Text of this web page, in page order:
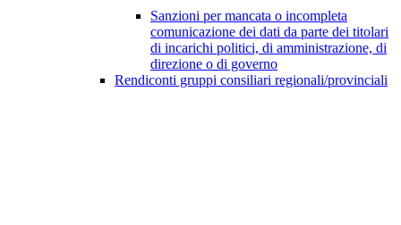
Sanzioni per mancata o incompleta
comunicazione dei dati da parte dei titolari
di incarichi politici, di amministrazione, di
direzione o di governo
Rendiconti gruppi consiliari regionali/provinciali